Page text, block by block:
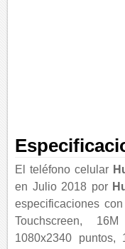
El teléfono celular
en Julio 2018 por
especificaciones
Touchscreen,
1080x2340